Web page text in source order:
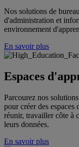
Nos solutions de
d'administration et
environnement
En savoir plus
Espaces
Parcourez nos
pour créer des espaces
réunir, travailler côte à
leurs données.
En savoir plus